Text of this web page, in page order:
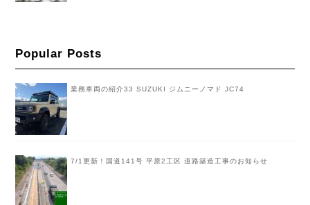
Popular Posts
業務車両の紹介33 SUZUKI ジムニーノマド JC74
7/1更新！国道141号 平原2工区 道路築造工事のお知らせ